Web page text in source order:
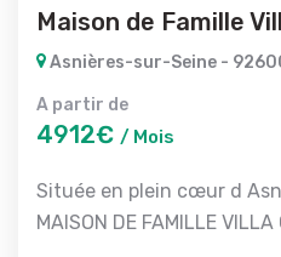
Maison de Famille
Asnières-sur-Seine -
A partir de
4912€ / Mois
Située en plein cœur d
MAISON DE FAMILLE